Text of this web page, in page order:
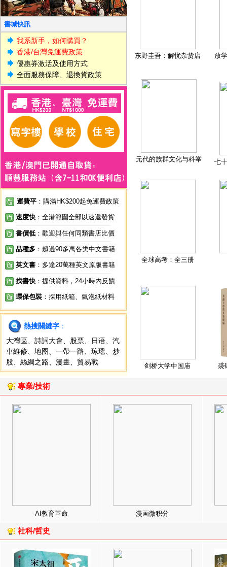
書城快訊
我系新手，如何購買？
香港/台灣免運費政策
優惠券激活及使用方式
全面服務保障、退換貨政策
運費平 ：購滿HK$200起免運費政策
速度快 ：全港範圍全部以速遞發貨
書價低 ：歡迎與任何同類書店比價
品種多 ：超過90多萬各类中文書籍
英文書 ：多達20萬種英文原版書籍
找書快 ：提供資料，24小時內反饋
環保包裝 ：採用紙箱、氣泡紙材料
熱搜關鍵字 ：
大灣區
詩詞大會 股票 日语
汽
車維修
地图 一帶一路 琼瑶
炒
股
絲綢之路 漫畫 貿易戰
东野圭吾：解忧杂货店 放
元代的族群文化与科举 七
全球高考：全三册
剑桥大学中国庙 裘
專業/技術
AI教育革命 漫画微积分
社科/哲史